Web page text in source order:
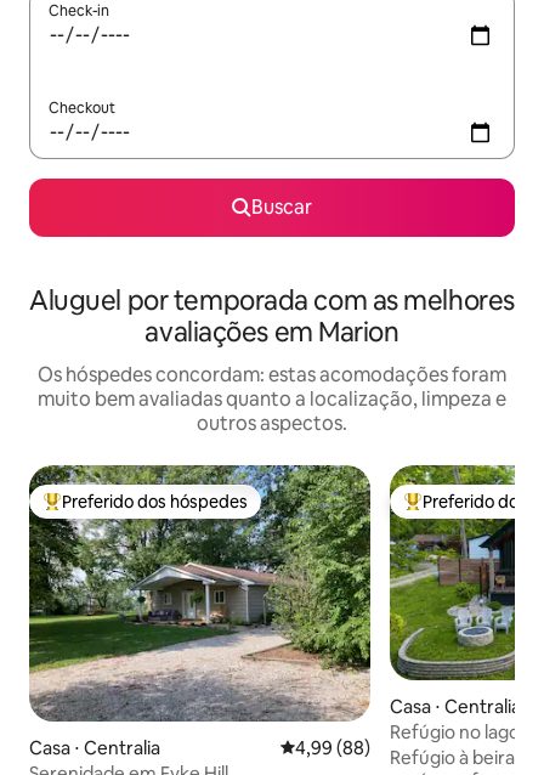
Check-in
Checkout
Buscar
Aluguel por temporada com as melhores
avaliações em Marion
Os hóspedes concordam: estas acomodações foram
muito bem avaliadas quanto a localização, limpeza e
outros aspectos.
Entre os melhores preferidos dos hóspedes
Preferido dos hóspedes
Casa ⋅ Centralia 4,99 de uma avaliação média
4,99 (88)
Entre os
Preferido dos
Casa ⋅ Centralia
Refúgio no lago –
hidromassagem,
Refúgio à beira